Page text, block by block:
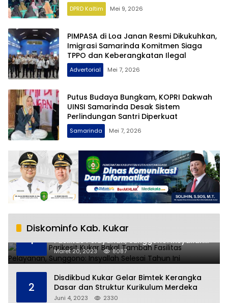
DPRD Kaltim Mei 9, 2026
PIMPASA di Loa Janan Resmi Dikukuhkan,
Imigrasi Samarinda Komitmen Siaga
TPPO dan Keberangkatan Ilegal
Advertorial Mei 7, 2026
Putus Budaya Bungkam, KOPRI Dakwah
UINSI Samarinda Desak Sistem
Perlindungan Santri Diperkuat
Samarinda Mei 7, 2026
Diskominfo Kab. Kukar
1
RSUD AM Parikesit Kukar Bakal Tambah
Fasilitas Pelayanan, Sunggono: Insyallah
Selesai Tahun Ini
Maret 20, 2023 8087
2
Disdikbud Kukar Gelar Bimtek Kerangka
Dasar dan Struktur Kurikulum Merdeka
Juni 4, 2023 2330